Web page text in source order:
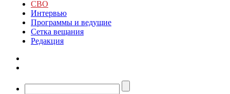
СВО
Интервью
Программы и ведущие
Сетка вещания
Редакция